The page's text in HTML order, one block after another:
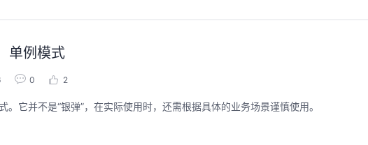
单例模式
0 2
它并不是“银弹”，在实际使用时，还需根据具体的业务场景谨慎使用。